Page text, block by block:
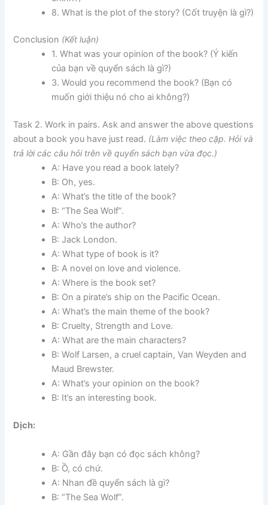
8. What is the plot of the story? (Cốt truyện là gì?)
Conclusion (Kết luận)
1. What was your opinion of the book? (Ý kiến
của bạn về quyển sách là gì?)
3. Would you recommend the book? (Bạn có
muốn giới thiệu nó cho ai không?)
Task 2. Work in pairs. Ask and answer the above questions
about a book you have just read. (Làm việc theo cặp. Hỏi và
trả lời các câu hỏi trên về quyển sách bạn vừa đọc.)
A: Have you read a book lately?
B: Oh, yes.
A: What’s the title of the book?
B: “The Sea Wolf”.
A: Who’s the author?
B: Jack London.
A: What type of book is it?
B: A novel on love and violence.
A: Where is the book set?
B: On a pirate’s ship on the Pacific Ocean.
A: What’s the main theme of the book?
B: Cruelty, Strength and Love.
A: What are the main characters?
B: Wolf Larsen, a cruel captain, Van Weyden and
Maud Brewster.
A: What’s your opinion on the book?
B: It’s an interesting book.
Dịch:
A: Gần đây bạn có đọc sách không?
B: Ồ, có chứ.
A: Nhan đề quyển sách là gì?
B: “The Sea Wolf”.